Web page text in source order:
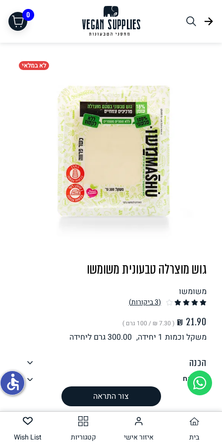
0
לא במלאי
גוש מוצרלה טבעונית משומשו
משומשו
(3 ביקורות)
( ‏7.30 ₪ / 100 גרם )
משקל וכמות 1 יחידה, 300.00גרם ליחידה
הכנה
רכיבים
ערך תזונתי
אלרגנים
עשוי להכיל
צור התראה
בית איזור אישי קטגוריות Wish List
accessible